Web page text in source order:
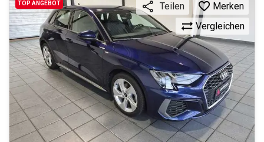
TOP ANGEBOT
Vergleichen
Teilen Merken